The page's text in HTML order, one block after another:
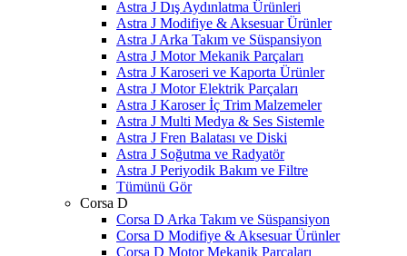
Astra J Dış Aydınlatma Ürünleri
Astra J Modifiye & Aksesuar Ürünler
Astra J Arka Takım ve Süspansiyon
Astra J Motor Mekanik Parçaları
Astra J Karoseri ve Kaporta Ürünler
Astra J Motor Elektrik Parçaları
Astra J Karoser İç Trim Malzemeler
Astra J Multi Medya & Ses Sistemle
Astra J Fren Balatası ve Diski
Astra J Soğutma ve Radyatör
Astra J Periyodik Bakım ve Filtre
Tümünü Gör
Corsa D
Corsa D Arka Takım ve Süspansiyon
Corsa D Modifiye & Aksesuar Ürünler
Corsa D Motor Mekanik Parçaları